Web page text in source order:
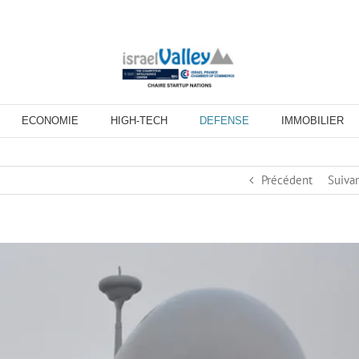
ECONOMIE HIGH-TECH DEFENSE IMMOBILIER
Précédent